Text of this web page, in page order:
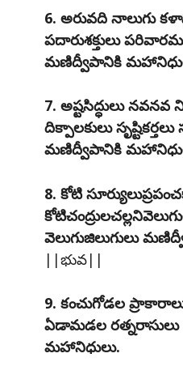
6. అరువది నాలుగు
పదారుశక్తులు
మణిద్వీపానికి
7. అష్టసిద్ధులు నవనవ
దిక్పాలకులు
మణిద్వీపానికి
8. కోటి
వెలుగుజిలుగులు
||భువ||
9. కంచుగోడల
ఏడామడల
మహానిధులు.